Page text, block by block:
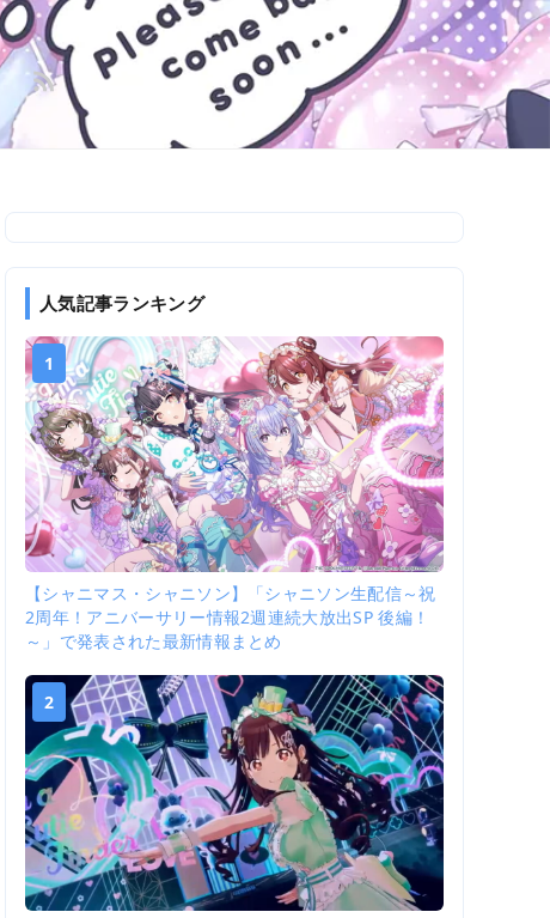
人気記事ランキング
1
【シャニマス・シャニソン】「シャニソン生配信～祝
2周年！アニバーサリー情報2週連続大放出SP 後編！
～」で発表された最新情報まとめ
2